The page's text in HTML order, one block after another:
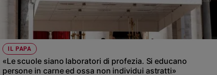
Interviste
Papa
Papa
IL PAPA
«Le scuole siano laboratori di profezia. Si educano
persone in carne ed ossa non individui astratti»